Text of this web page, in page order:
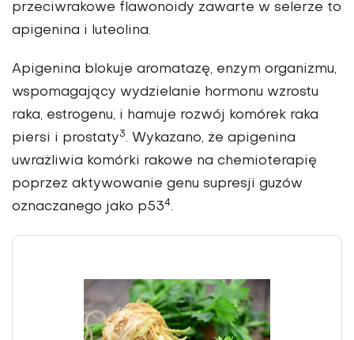
przeciwrakowe flawonoidy zawarte w selerze to
apigeni­na i luteolina.
Apigenina blokuje aroma­tazę, enzym organizmu,
wspomagający wydzielanie hormonu wzrostu
raka, estrogenu, i hamuje rozwój komórek raka
piersi i prostaty3. Wykazano, że apigeni­na
uwrażliwia komórki rakowe na che­mioterapię
poprzez aktywowanie genu supresji guzów
oznaczanego jako p534.